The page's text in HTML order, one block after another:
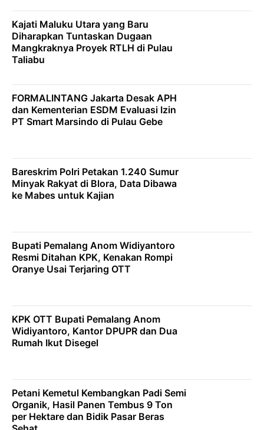
Kajati Maluku Utara yang Baru
Diharapkan Tuntaskan Dugaan
Mangkraknya Proyek RTLH di Pulau
Taliabu
FORMALINTANG Jakarta Desak APH
dan Kementerian ESDM Evaluasi Izin
PT Smart Marsindo di Pulau Gebe
Bareskrim Polri Petakan 1.240 Sumur
Minyak Rakyat di Blora, Data Dibawa
ke Mabes untuk Kajian
Bupati Pemalang Anom Widiyantoro
Resmi Ditahan KPK, Kenakan Rompi
Oranye Usai Terjaring OTT
KPK OTT Bupati Pemalang Anom
Widiyantoro, Kantor DPUPR dan Dua
Rumah Ikut Disegel
Petani Kemetul Kembangkan Padi Semi
Organik, Hasil Panen Tembus 9 Ton
per Hektare dan Bidik Pasar Beras